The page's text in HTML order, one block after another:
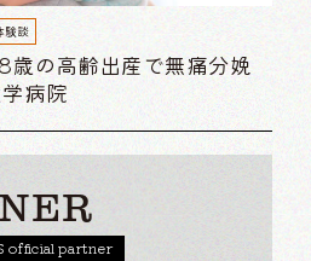
験談
の高齢出産で無痛分娩
病院
official partner